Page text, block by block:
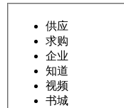
供应
求购
企业
知道
视频
书城